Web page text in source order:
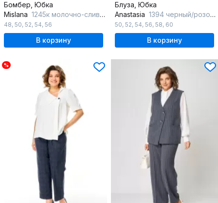
Бомбер, Юбка
Mislana 1245к молочно-сливочный
48, 50, 52, 54, 56
В корзину
Блуза, Юбка
Anastasia 1394 черный/розовое_золото
50, 52, 54, 56, 58, 60
В корзину
%